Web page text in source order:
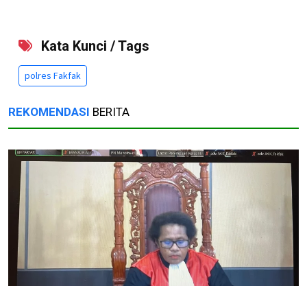
Kata Kunci / Tags
polres Fakfak
REKOMENDASI BERITA